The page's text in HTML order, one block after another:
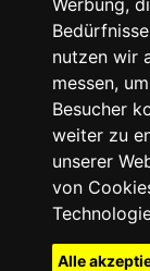
Werbung,
nutzen wir
messen,
Besucher
weiter zu
unserer
von
Alle